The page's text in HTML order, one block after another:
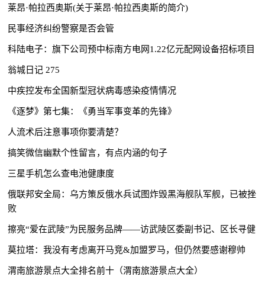
莱昂·帕拉西奥斯(关于莱昂·帕拉西奥斯的简介)
民事经济纠纷警察是否会管
科陆电子：旗下公司预中标南方电网1.22亿元配网设备招标项目
翁城日记 275
中疾控发布全国新型冠状病毒感染疫情情况
《逐梦》第七集：《勇当军事变革的先锋》
人流术后注意事项你要清楚？
搞笑微信幽默个性留言，有点内涵的句子
三星手机怎么查电池健康度
俄联邦安全局：乌方策反俄水兵试图炸毁黑海舰队军舰，已被挫
败
擦亮“爱在武陵”为民服务品牌——访武陵区委副书记、区长寻健
莫拉塔：我没有考虑离开马竞&加盟罗马，但仍然要感谢穆帅
渭南旅游景点大全排名前十（渭南旅游景点大全）